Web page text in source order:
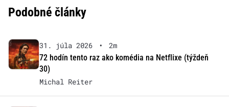
Podobné články
31. júla 2026 •
2m
72 hodín tento raz ako komédia na Netflixe (týždeň
30)
Michal Reiter